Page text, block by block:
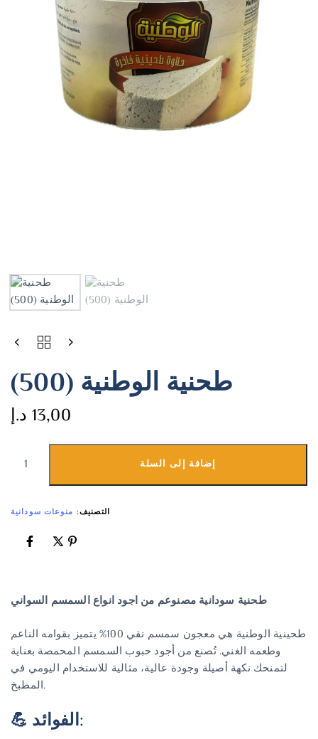
طحنية الوطنية (500)
13,00 د.إ
إضافة إلى السلة
التصنيف: منوعات سودانية
طحنية سودانية مصنوعم من اجود انواع السمسم السواني
طحينية الوطنية هي معجون سمسم نقي 100% يتميز بقوامه الناعم
وطعمه الغني. تُصنع من أجود حبوب السمسم المحمصة بعناية
لتمنحك نكهة أصيلة وجودة عالية، مثالية للاستخدام اليومي في
المطبخ.
💪 الفوائد: